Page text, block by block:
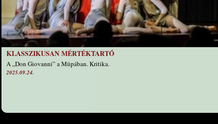
KLASSZIKUSAN MÉRTÉKTARTÓ
A „Don Giovanni” a Müpában. Kritika.
2025.09.24.